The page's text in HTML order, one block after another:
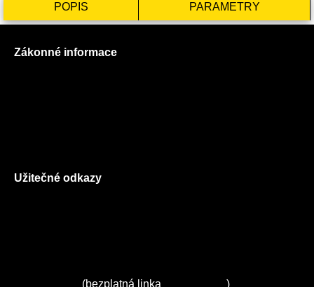
POPIS PARAMETRY
Zákonné informace
Užitečné odkazy
(bezplatná linka )